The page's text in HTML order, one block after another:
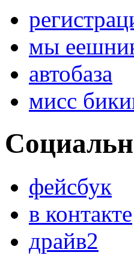
мы
автобаза
мисс
фейсбук
в контакте
драйв2